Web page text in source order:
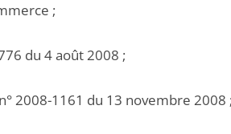
;
du 4 août 2008 ;
2008-1161 du 13 novembre 2008 ;